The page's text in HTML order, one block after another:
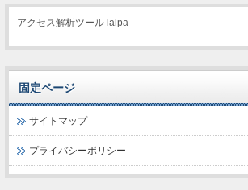
アクセス解析ツールTalpa
固定ページ
サイトマップ
プライバシーポリシー